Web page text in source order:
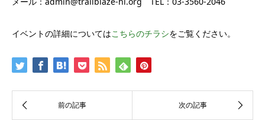
イベントの詳細についてはこちらのチラシをご覧ください。